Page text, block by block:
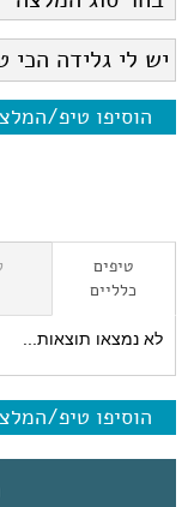
הוסיפו טיפ/
טיפים
כלליים
לא נמצאו תוצאות...
הוסיפו טיפ/